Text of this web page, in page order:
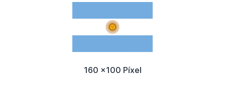
160 x100 Píxel